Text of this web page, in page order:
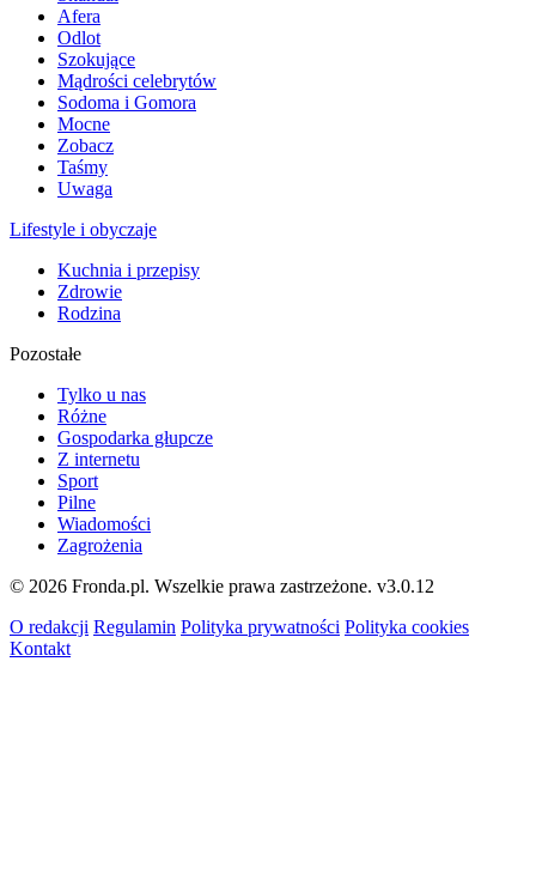
Afera
Odlot
Szokujące
Mądrości celebrytów
Sodoma i Gomora
Mocne
Zobacz
Taśmy
Uwaga
Lifestyle i obyczaje
Kuchnia i przepisy
Zdrowie
Rodzina
Pozostałe
Tylko u nas
Różne
Gospodarka głupcze
Z internetu
Sport
Pilne
Wiadomości
Zagrożenia
© 2026 Fronda.pl. Wszelkie prawa zastrzeżone. v3.0.12
O redakcji Regulamin Polityka prywatności Polityka cookies
Kontakt